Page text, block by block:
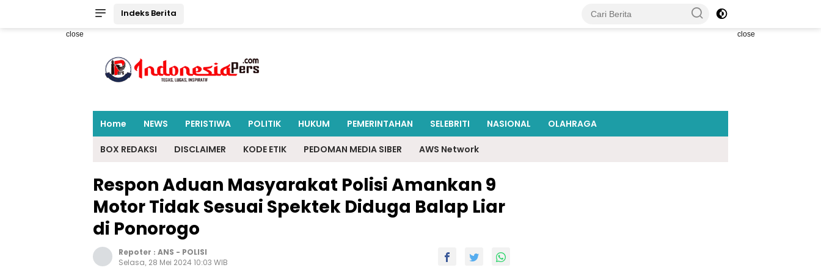
Indeks Berita
close close
Home NEWS PERISTIWA POLITIK HUKUM PEMERINTAHAN SELEBRITI NASIONAL OLAHRAGA
BOX REDAKSI DISCLAIMER KODE ETIK PEDOMAN MEDIA SIBER AWS Network
Respon Aduan Masyarakat Polisi Amankan 9
Motor Tidak Sesuai Spektek Diduga Balap Liar
di Ponorogo
Repoter : ANS - POLISI
Selasa, 28 Mei 2024 10:03 WIB